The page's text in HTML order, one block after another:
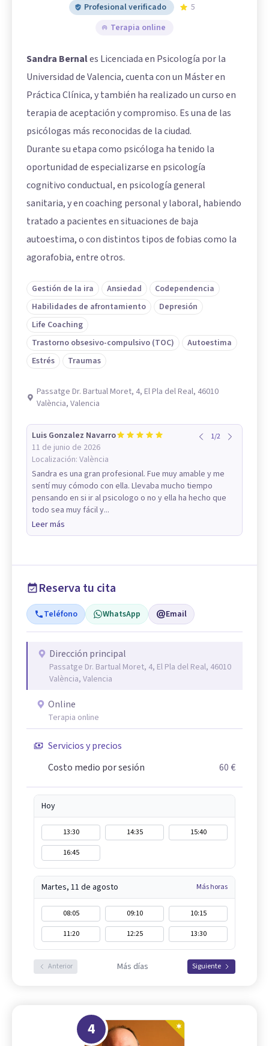
Profesional verificado
5
Terapia online
Sandra Bernales Licenciada en Psicología por la
Universidad de Valencia, cuenta con un Máster en
Práctica Clínica, y también ha realizado un curso en
terapia de aceptación y compromiso. Es una de las
psicólogas más reconocidas de la ciudad.
Durante su etapa como psicóloga ha tenido la
oportunidad de especializarse en psicología
cognitivo conductual, en psicología general
sanitaria, y en coaching personal y laboral, habiendo
tratado a pacientes en situaciones de baja
autoestima, o con distintos tipos de fobias como la
agorafobia, entre otros.
Gestión de la ira Ansiedad
Codependencia
Habilidades de afrontamiento
Depresión
Life Coaching
Trastorno obsesivo-compulsivo (TOC)
Autoestima
Estrés
Traumas
Passatge Dr. Bartual Moret, 4, El Pla del Real, 46010
València, Valencia
Luis Gonzalez Navarro
11 de junio de 2026
Localización: València
1/2
Sandra es una gran profesional. Fue muy amable y me
sentí muy cómodo con ella. Llevaba mucho tiempo
pensando en si ir al psicologo o no y ella ha hecho que
todo sea muy fácil y...
Leer más
Reserva tu cita
Teléfono WhatsApp Email
Dirección principal
Passatge Dr. Bartual Moret, 4, El Pla del Real, 46010
València, Valencia
Online
Terapia online
Servicios y precios
Costo medio por sesión
60 €
Hoy
13:30 14:35
15:40
16:45
Martes, 11 de agosto Más horas
08:05 09:10
10:15
11:20
12:25 13:30
Anterior Más días Siguiente
4